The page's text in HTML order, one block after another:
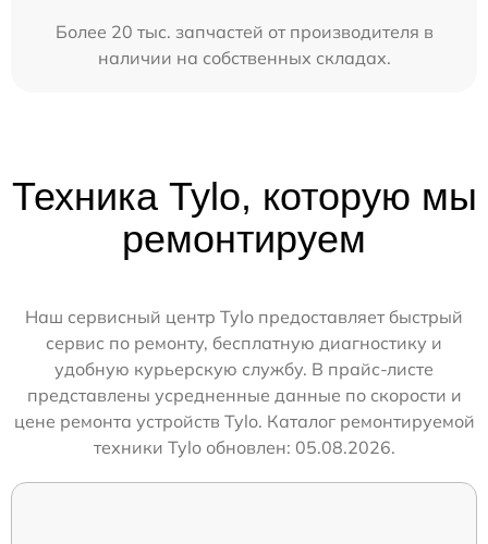
Более 20 тыс. запчастей от производителя в
наличии на собственных складах.
Техника Tylo, которую мы
ремонтируем
Наш сервисный центр Tylo предоставляет быстрый
сервис по ремонту, бесплатную диагностику и
удобную курьерскую службу. В прайс-листе
представлены усредненные данные по скорости и
цене ремонта устройств Tylo. Каталог ремонтируемой
техники Tylo обновлен: 05.08.2026.